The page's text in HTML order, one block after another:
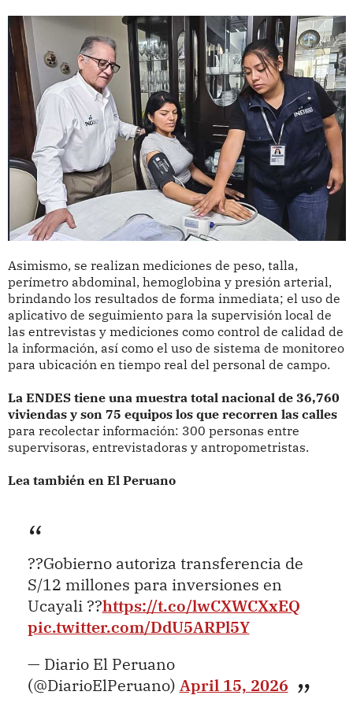
Asimismo, se realizan mediciones de peso, talla,
perímetro abdominal, hemoglobina y presión arterial,
brindando los resultados de forma inmediata; el uso de
aplicativo de seguimiento para la supervisión local de
las entrevistas y mediciones como control de calidad de
la información, así como el uso de sistema de monitoreo
para ubicación en tiempo real del personal de campo.
La ENDES tiene una muestra total nacional de 36,760
viviendas y son 75 equipos los que recorren las calles
para recolectar información: 300 personas entre
supervisoras, entrevistadoras y antropometristas.
Lea también en El Peruano
??Gobierno autoriza transferencia de
S/12 millones para inversiones en
Ucayali ??https://t.co/lwCXWCXxEQ
pic.twitter.com/DdU5ARPl5Y
— Diario El Peruano
(@DiarioElPeruano) April 15, 2026